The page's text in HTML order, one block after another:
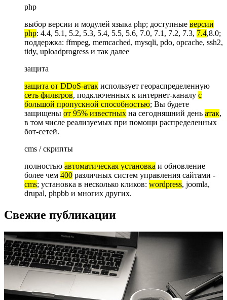
php
выбор версии и модулей языка php; доступные версии
php: 4.4, 5.1, 5.2, 5.3, 5.4, 5.5, 5.6, 7.0, 7.1, 7.2, 7.3, 7.4,8.0;
поддержка: ffmpeg, memcached, mysqli, pdo, opcache, ssh2,
tidy, uploadprogress и так далее
защита
защита от DDoS-атак использует геораспределенную
сеть фильтров, подключенных к интернет-каналу с
большой пропускной способностью; Вы будете
защищены от 95% известных на сегодняшний день атак,
в том числе реализуемых при помощи распределенных
бот-сетей.
cms / скрипты
полностью автоматическая установка и обновление
более чем 400 различных систем управления сайтами -
cms; установка в несколько кликов: wordpress, joomla,
drupal, phpbb и многих других.
Свежие публикации